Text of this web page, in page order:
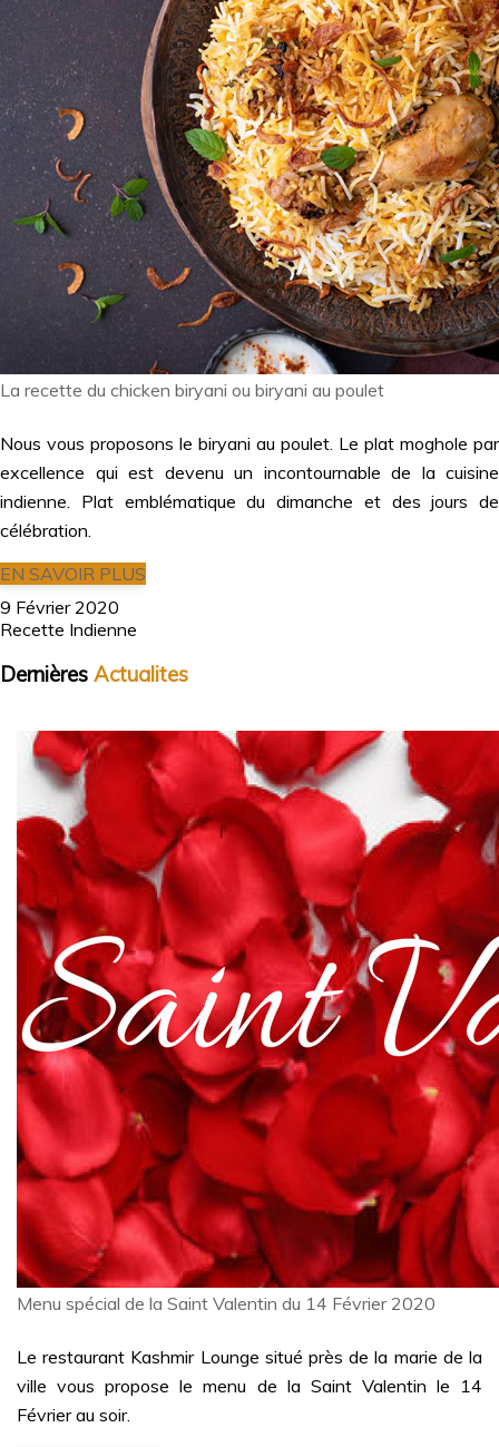
La recette du chicken biryani ou biryani au poulet
Nous vous proposons le biryani au poulet. Le plat moghole par
excellence qui est devenu un incontournable de la cuisine
indienne. Plat emblématique du dimanche et des jours de
célébration.
EN SAVOIR PLUS
9 Février 2020
Recette Indienne
Dernières Actualites
Menu spécial de la Saint Valentin du 14 Février 2020
Le restaurant Kashmir Lounge situé près de la marie de la
ville vous propose le menu de la Saint Valentin le 14
Février au soir.